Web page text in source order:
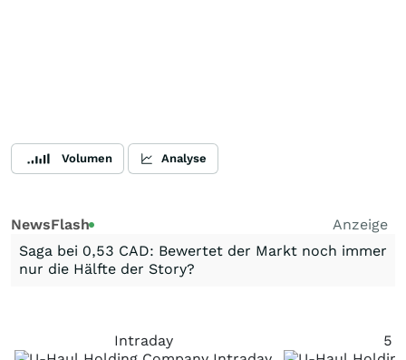
Volumen Analyse
NewsFlash
Anzeige
Saga bei 0,53 CAD: Bewertet der Markt noch immer
nur die Hälfte der Story?
Intraday 5